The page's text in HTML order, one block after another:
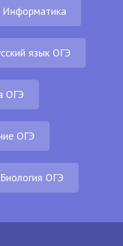
Информатика
язык ОГЭ
ОГЭ
ОГЭ
Биология ОГЭ